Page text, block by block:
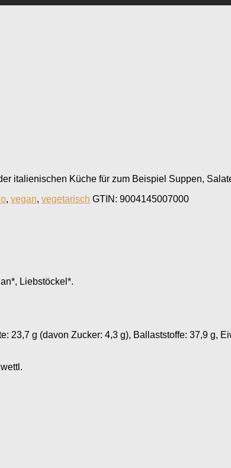
italienischen Küche für zum Beispiel Suppen,
, vegan, vegetarisch GTIN: 9004145007000
Liebstöckel*.
23,7 g (davon Zucker: 4,3 g), Ballaststoffe: 37,9 g,